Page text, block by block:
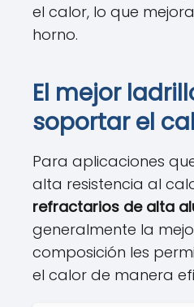
el calor, lo que
horno.
El mejor
soportar el
Para aplicaciones
alta resistencia al
refractarios de alta
generalmente la
composición les
el calor de manera